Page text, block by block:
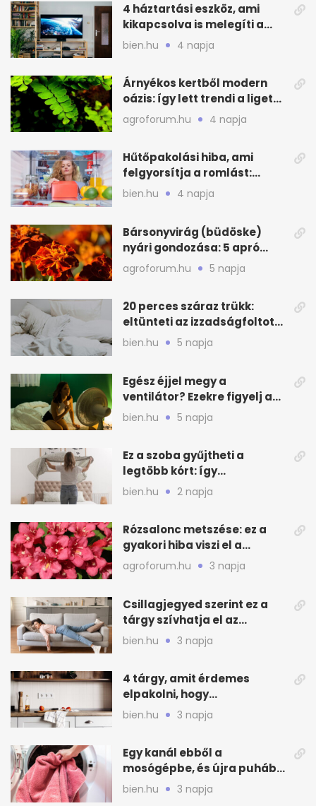
4 háztartási eszköz, ami
kikapcsolva is melegíti a
lakást
bien.hu 4 napja
Árnyékos kertből modern
oázis: így lett trendi a ligetes
zöld
agroforum.hu 4 napja
Hűtőpakolási hiba, ami
felgyorsítja a romlást:
zónákra figyelj
bien.hu 4 napja
Bársonyvirág (büdöske)
nyári gondozása: 5 apró
lépés a dús virágzásért
agroforum.hu 5 napja
20 perces száraz trükk:
eltünteti az izzadságfoltot
és a szagot a matracról
bien.hu 5 napja
Egész éjjel megy a
ventilátor? Ezekre figyelj a
hőségben alvásnál
bien.hu 5 napja
Ez a szoba gyűjtheti a
legtöbb kórt: így
mélytisztítsd otthon
bien.hu 2 napja
Rózsalonc metszése: ez a
gyakori hiba viszi el a
virágzást
agroforum.hu 3 napja
Csillagjegyed szerint ez a
tárgy szívhatja el az
otthonod energiáját
bien.hu 3 napja
4 tárgy, amit érdemes
elpakolni, hogy
hűvösebbnek tűnjön a lakás
bien.hu 3 napja
Egy kanál ebből a
mosógépbe, és újra puhább
lesz a törölköző
bien.hu 3 napja